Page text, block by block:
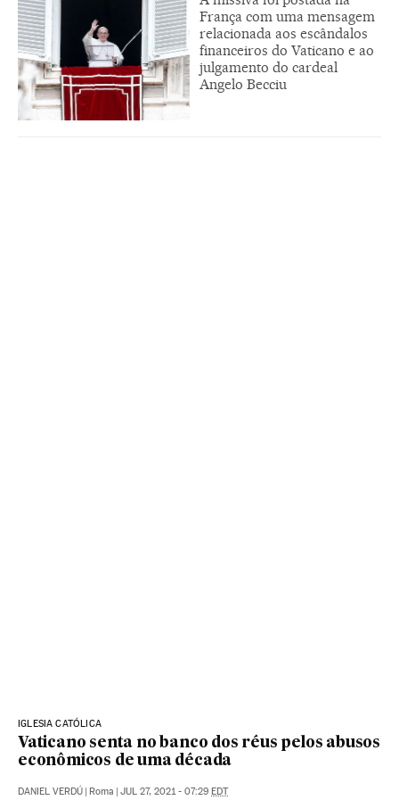
França com uma mensagem
relacionada aos escândalos
financeiros do Vaticano e ao
julgamento do cardeal
Angelo Becciu
IGLESIA CATÓLICA
Vaticano senta no banco dos réus pelos abusos
econômicos de uma década
DANIEL VERDÚ | Roma | JUL 27, 2021 - 07:29 EDT